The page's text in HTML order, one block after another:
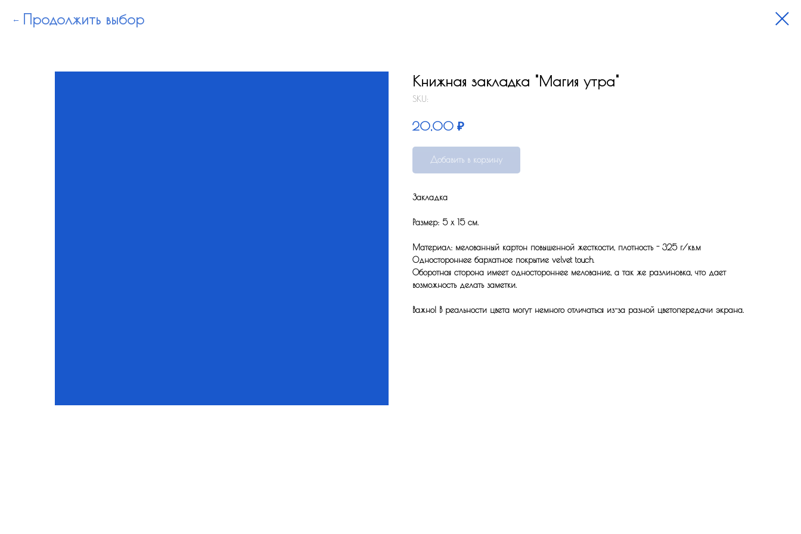
Продолжить выбор
Книжная закладка "Магия утра"
SKU:
20,00 ₽
Добавить в корзину
Закладка
Размер: 5 x 15 см.
Материал: мелованный картон повышенной жесткости, плотность - 325 г/кв.м
Одностороннее бархатное покрытие velvet touch.
Оборотная сторона имеет одностороннее мелование, а так же разлиновка, что дает
возможность делать заметки.
Важно! В реальности цвета могут немного отличаться из-за разной цветопередачи экрана.